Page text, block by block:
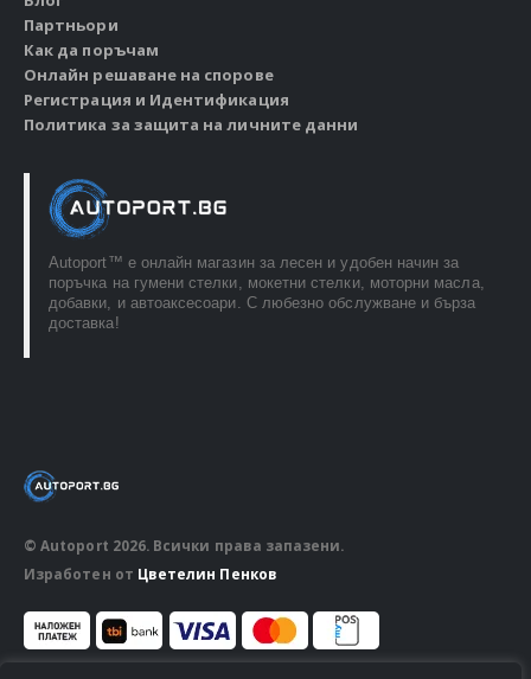
Партньори
Как да поръчам
Онлайн решаване на спорове
Регистрация и Идентификация
Политика за защита на личните данни
Autoport™ e онлайн магазин за лесен и удобен начин за
поръчка на гумени стелки, мокетни стелки, моторни масла,
добавки, и автоаксесоари. С любезно обслужване и бърза
доставка!
© Autoport 2026. Всички права запазени.
Изработен от Цветелин Пенков